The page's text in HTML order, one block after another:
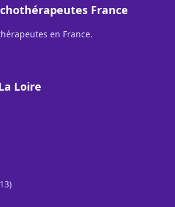
France
en France.
Loire